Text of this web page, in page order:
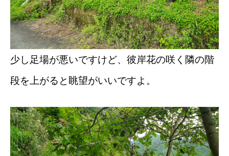
少し足場が悪いですけど、彼岸花の咲く隣の階
段を上がると眺望がいいですよ。